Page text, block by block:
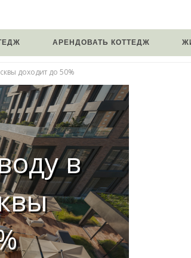
АРЕНДОВАТЬ КОТТЕДЖ
доходит до 50%
в